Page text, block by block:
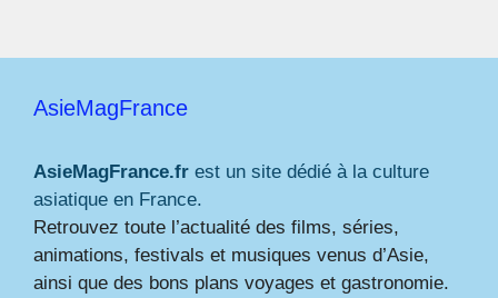
AsieMagFrance
AsieMagFrance.fr est un site dédié à la culture
asiatique en France.
Retrouvez toute l’actualité des films, séries,
animations, festivals et musiques venus d’Asie,
ainsi que des bons plans voyages et gastronomie.